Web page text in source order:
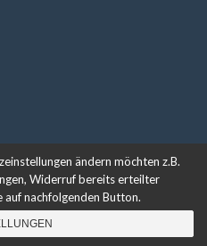
ändern möchten z.B.
Widerruf bereits erteilter
auf nachfolgenden Button.